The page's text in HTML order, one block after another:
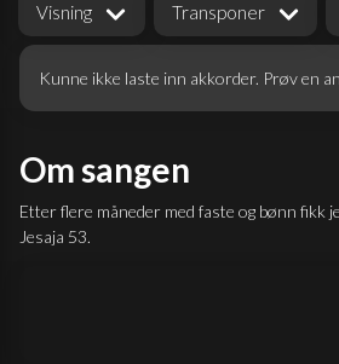
Visning Transponer
Kunne ikke laste inn akkorder. Prøv en
Om sangen
Etter flere måneder med faste og bønn fikk
Jesaja 53.